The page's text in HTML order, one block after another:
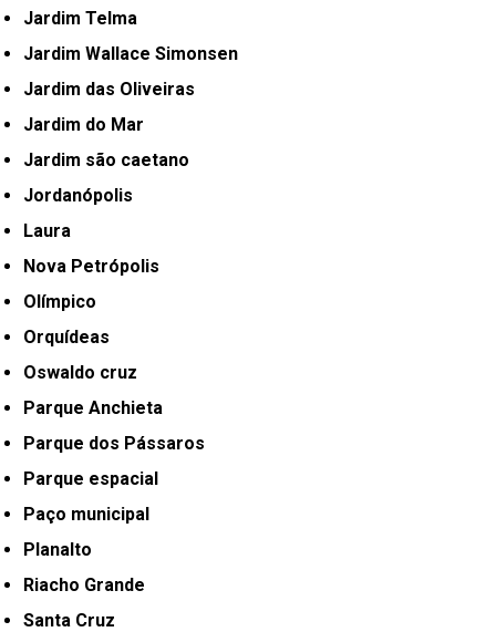
Jardim Telma
Jardim Wallace Simonsen
Jardim das Oliveiras
Jardim do Mar
Jardim são caetano
Jordanópolis
Laura
Nova Petrópolis
Olímpico
Orquídeas
Oswaldo cruz
Parque Anchieta
Parque dos Pássaros
Parque espacial
Paço municipal
Planalto
Riacho Grande
Santa Cruz